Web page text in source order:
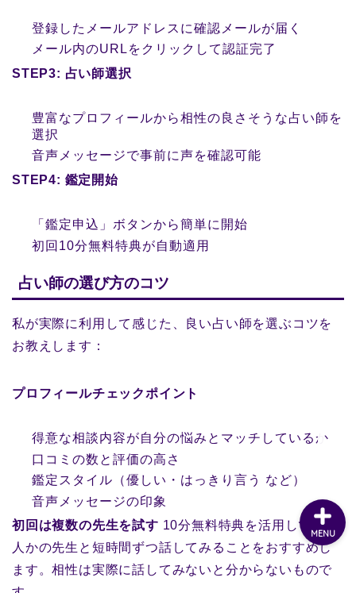
登録したメールアドレスに確認メールが届く
メール内のURLをクリックして認証完了
STEP3: 占い師選択
豊富なプロフィールから相性の良さそうな占い師を
選択
音声メッセージで事前に声を確認可能
STEP4: 鑑定開始
「鑑定申込」ボタンから簡単に開始
初回10分無料特典が自動適用
占い師の選び方のコツ
私が実際に利用して感じた、良い占い師を選ぶコツを
お教えします：
プロフィールチェックポイント
得意な相談内容が自分の悩みとマッチしているか
口コミの数と評価の高さ
鑑定スタイル（優しい・はっきり言う など）
音声メッセージの印象
初回は複数の先生を試す 10分無料特典を活用して、何
人かの先生と短時間ずつ話してみることをおすすめし
ます。相性は実際に話してみないと分からないもので
MENU